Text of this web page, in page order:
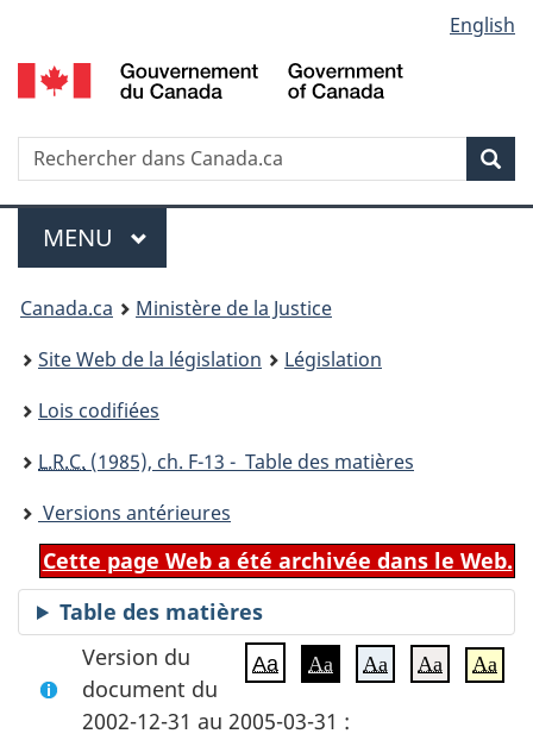
au
contenu
propos
de
la
HTML
simplifiée
selection
English
Recherche
Menu
MENU PRINCIPAL
You
are
here:
Canada.ca
Ministère de la Justice
Site Web de la législation
Législation
Lois codifiées
L.R.C. (1985), ch. F-13 - Table des matières
Versions antérieures
Cette page Web a été archivée dans le Web.
Table des matières
Aa Aa Aa Aa Aa
Version du
document du
2002-12-31 au 2005-03-31 :